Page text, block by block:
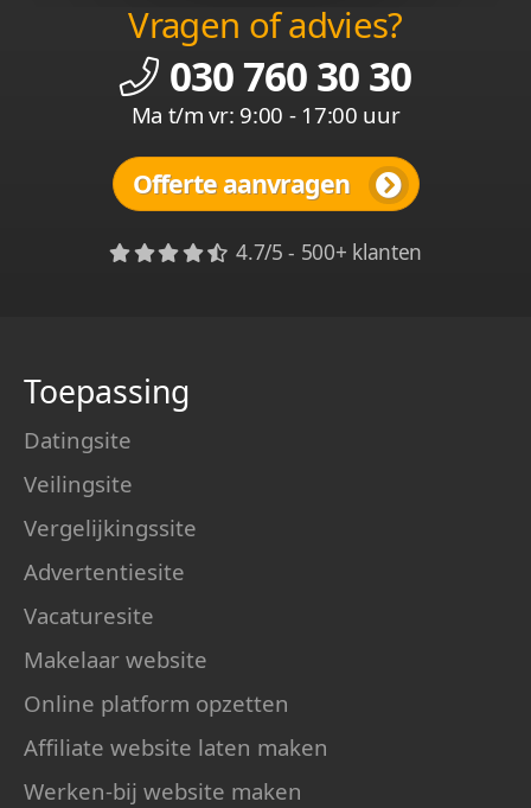
Vragen of advies?
030 760 30 30
Ma t/m vr: 9:00 - 17:00 uur
Offerte aanvragen
4.7/5 - 500+ klanten
Toepassing
Datingsite
Veilingsite
Vergelijkingssite
Advertentiesite
Vacaturesite
Makelaar website
Online platform opzetten
Affiliate website laten maken
Werken-bij website maken